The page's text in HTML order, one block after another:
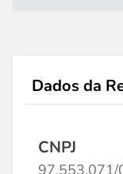
Dados da
CNPJ